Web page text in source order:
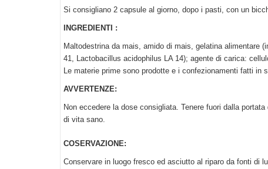
Si consigliano 2 capsule al giorno, dopo i pasti, con un
INGREDIENTI :
Maltodestrina da mais, amido di mais, gelatina alimentare
41, Lactobacillus acidophilus LA 14); agente di carica:
Le materie prime sono prodotte e i confezionamenti fatti
AVVERTENZE:
Non eccedere la dose consigliata. Tenere fuori dalla
di vita sano.
COSERVAZIONE:
Conservare in luogo fresco ed asciutto al riparo da fonti di